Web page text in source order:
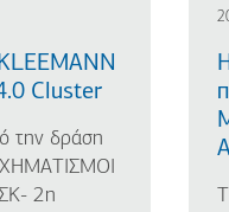
Cluster
την δράση
2η